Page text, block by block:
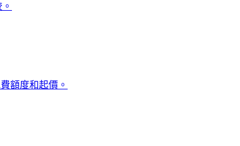
額度和起價。